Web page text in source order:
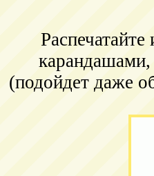
карандашами,
(подойдет даже